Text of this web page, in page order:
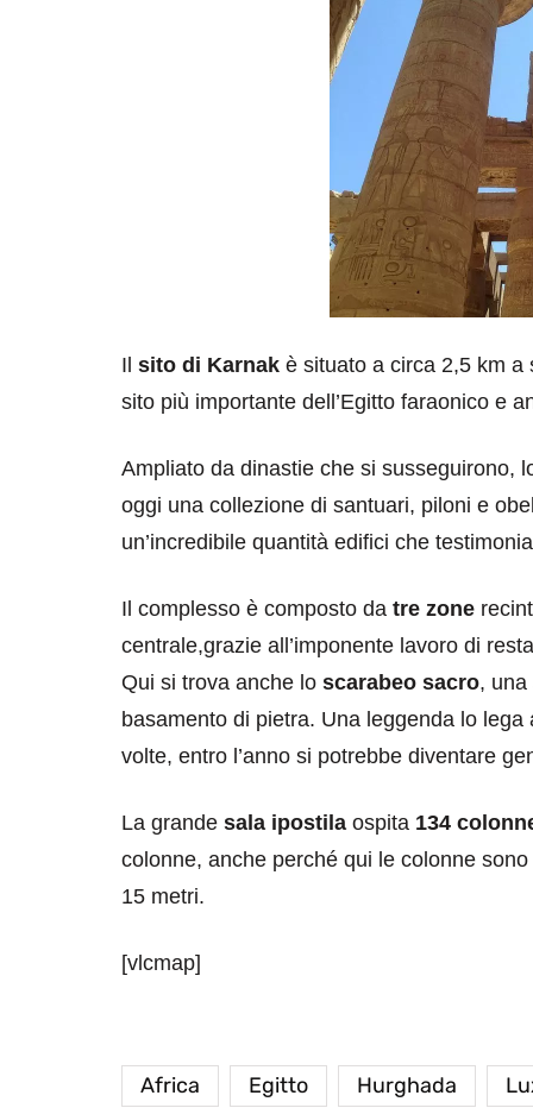
Il sito di Karnak è situato a circa 2,5 km a
sito più importante dell’Egitto faraonico e
Ampliato da dinastie che si susseguirono,
oggi una collezione di santuari, piloni e
un’incredibile quantità edifici che
Il complesso è composto da tre zone
centrale,grazie all’imponente lavoro di
Qui si trova anche lo scarabeo sacro, una
basamento di pietra. Una leggenda lo lega
volte, entro l’anno si potrebbe diventare
La grande sala ipostila ospita 134
colonne, anche perché qui le colonne sono
15 metri.
[vlcmap]
Africa Egitto Hurghada